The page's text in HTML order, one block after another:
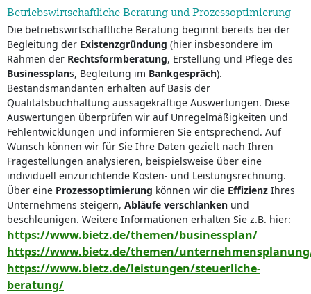
Betriebswirtschaftliche Beratung und Prozessoptimierung
Die betriebswirtschaftliche Beratung beginnt bereits bei der
Begleitung der Existenzgründung (hier insbesondere im
Rahmen der Rechtsformberatung, Erstellung und Pflege des
Businessplans, Begleitung im Bankgespräch).
Bestandsmandanten erhalten auf Basis der
Qualitätsbuchhaltung aussagekräftige Auswertungen. Diese
Auswertungen überprüfen wir auf Unregelmäßigkeiten und
Fehlentwicklungen und informieren Sie entsprechend. Auf
Wunsch können wir für Sie Ihre Daten gezielt nach Ihren
Fragestellungen analysieren, beispielsweise über eine
individuell einzurichtende Kosten- und Leistungsrechnung.
Über eine Prozessoptimierung können wir die Effizienz Ihres
Unternehmens steigern, Abläufe verschlanken und
beschleunigen. Weitere Informationen erhalten Sie z.B. hier:
https://www.bietz.de/themen/businessplan/
https://www.bietz.de/themen/
https://www.bietz.de/leistungen/steuerliche-
beratung/